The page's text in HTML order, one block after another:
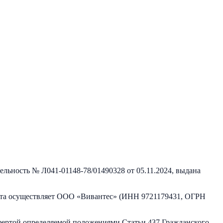
№ Л041-01148-78/01490328 от 05.11.2024, выдана
осуществляет ООО «Вивантес» (ИНН 9721179431 , ОГРН